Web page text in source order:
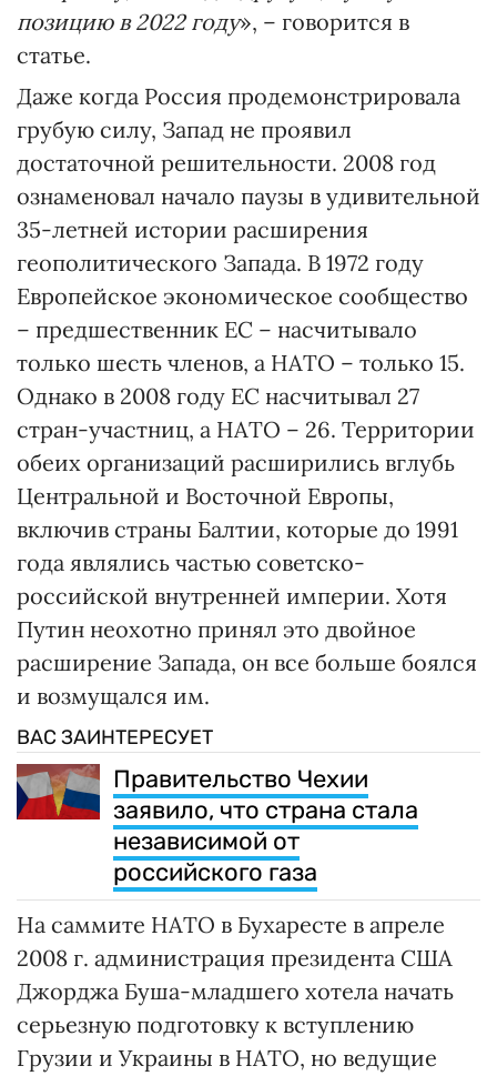
позицию в 2022 году», – говорится в
статье.
Даже когда Россия продемонстрировала
грубую силу, Запад не проявил
достаточной решительности. 2008 год
ознаменовал начало паузы в удивительной
35-летней истории расширения
геополитического Запада. В 1972 году
Европейское экономическое сообщество
– предшественник ЕС – насчитывало
только шесть членов, а НАТО – только 15.
Однако в 2008 году ЕС насчитывал 27
стран-участниц, а НАТО – 26. Территории
обеих организаций расширились вглубь
Центральной и Восточной Европы,
включив страны Балтии, которые до 1991
года являлись частью советско-
российской внутренней империи. Хотя
Путин неохотно принял это двойное
расширение Запада, он все больше боялся
и возмущался им.
ВАС ЗАИНТЕРЕСУЕТ
Правительство Чехии
заявило, что страна стала
независимой от
российского газа
На саммите НАТО в Бухаресте в апреле
2008 г. администрация президента США
Джорджа Буша-младшего хотела начать
серьезную подготовку к вступлению
Грузии и Украины в НАТО, но ведущие